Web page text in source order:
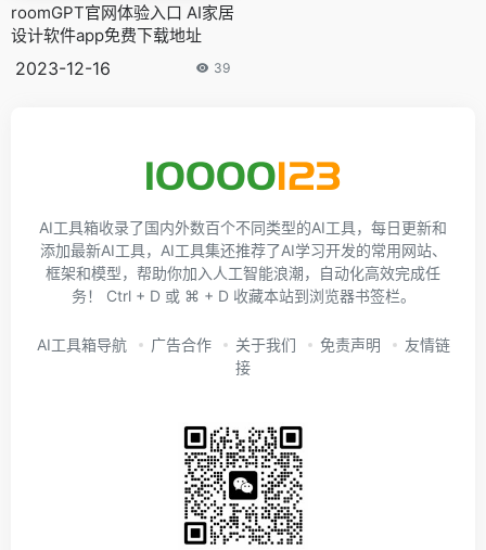
roomGPT官网体验入口 AI家居
设计软件app免费下载地址
2023-12-16 39
AI工具箱收录了国内外数百个不同类型的AI工具，每日更新和
添加最新AI工具，AI工具集还推荐了AI学习开发的常用网站、
框架和模型，帮助你加入人工智能浪潮，自动化高效完成任
务！ Ctrl + D 或 ⌘ + D 收藏本站到浏览器书签栏。
AI工具箱导航 广告合作 关于我们 免责声明
友情链
接